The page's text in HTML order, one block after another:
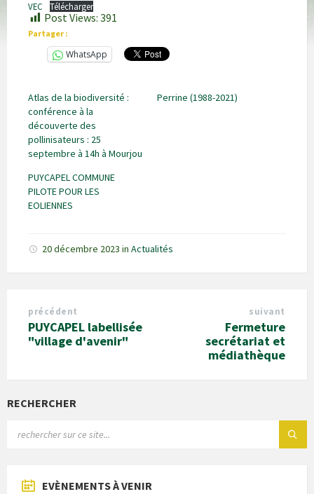
VEC Télécharger
Post Views: 391
Partager :
WhatsApp
Atlas de la biodiversité :
conférence à la
découverte des
pollinisateurs : 25
septembre à 14h à Mourjou
Perrine (1988-2021)
PUYCAPEL COMMUNE
PILOTE POUR LES
EOLIENNES
20 décembre 2023 in Actualités
précédent
PUYCAPEL labellisée
"village d'avenir"
suivant
Fermeture
secrétariat et
médiathèque
RECHERCHER
EVÈNEMENTS À VENIR